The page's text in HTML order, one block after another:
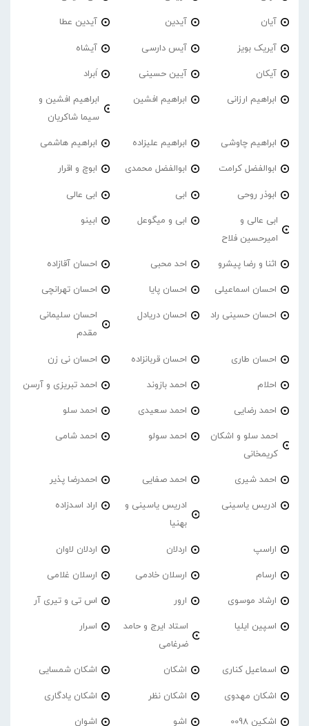
آیان آیدین آیدین عطا
آیریک بویز آیس دارسی آیشاه
آیکان آیین حسینی اَبراد
ابراهیم ارزانی ابراهیم افشین
ابراهیم افشین و
سیما شاکریان
ابراهیم چاوشی ابراهیم علیزاده ابراهیم هاشمی
ابوالفضل کرامت ابوالفضل محمدی ابوچ و اقرار
ابوذر روحی ابی ابی عالی
ابی عالی و
امیرحسین فلاح
ابی و میگوعل ابینو
اثنا و رضا پیشرو احد محبی احسان آقازاده
احسان اسماعیلی احسان پایا احسان تهرانچی
احسان حسینی راد احسان دریادل
احسان سلیمانی
مقدم
احسان طاری احسان قربانزاده احسان نی زن
احلام احمد بازوند احمد تبریزی و آرسن
احمد‌ رضایی احمد سعیدی احمد سلو
احمد سلو و اشکان
کریمخانی
احمد سولو احمد شامی
احمد شیری احمد صفایی احمدرضا پذیر
ادریس یاسینی
ادریس یاسینی و
بهنیا
اراد اسدزاده
اراسپ اردلان اردلان لاوان
ارسام ارسلان خادمی ارسلان غلامی
ارشاد موسوی ارور اس تی و تیری آر
اسپین ایلیا
استاد ایرج و حامد
ضرغامی
اسرار
اسماعیل کناری اشکان اشکان شمسایی
اشکان مهدوی اشکان نظر اشکان یادگاری
اشکین 0098 اشو اشوان